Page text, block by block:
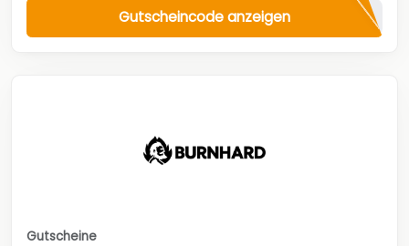
Gutscheincode anzeigen
Gutscheine